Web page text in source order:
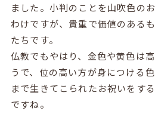
ました。小判のことを山吹色の
わけですが、貴重で価値のある
たちです。
仏教でもやはり、金色や黄色は
うで、位の高い方が身につける
まで生きてこられたお祝いをす
ですね。